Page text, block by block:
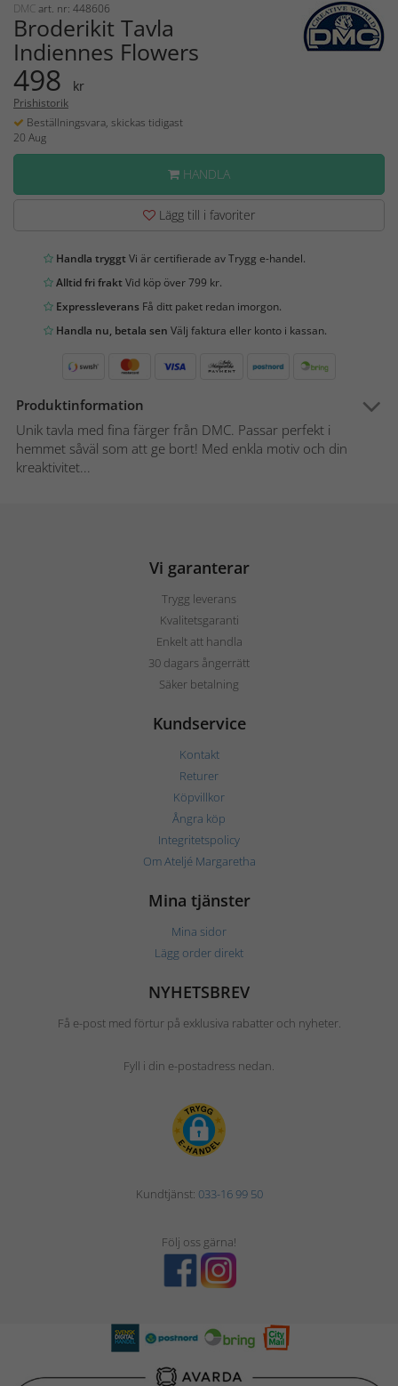
DMCart. nr: 448606
Broderikit Tavla
Indiennes Flowers
498 kr
Prishistorik
Beställningsvara, skickas tidigast
20 Aug
HANDLA
Lägg till i favoriter
Handla tryggtVi är certifierade av Trygg e-handel.
Alltid fri fraktVid köp över 799 kr.
Expressleverans Få ditt paket redan imorgon.
Handla nu, betala sen Välj faktura eller konto i kassan.
Produktinformation
Unik tavla med fina färger från DMC. Passar perfekt i
hemmet såväl som att ge bort! Med enkla motiv och din
kreaktivitet...
Vi garanterar
Trygg leverans
Kvalitetsgaranti
Enkelt att handla
30 dagars ångerrätt
Säker betalning
Kundservice
Kontakt
Returer
Köpvillkor
Ångra köp
Integritetspolicy
Om Ateljé Margaretha
Mina tjänster
Mina sidor
Lägg order direkt
NYHETSBREV
Få e-post med förtur på exklusiva rabatter och nyheter.
Fyll i din e-postadress nedan.
Kundtjänst: 033-16 99 50
Följ oss gärna!